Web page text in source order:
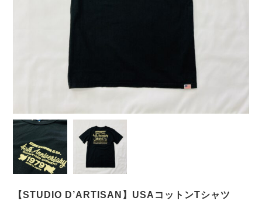
【STUDIO D’ARTISAN】USAコットンTシャツ